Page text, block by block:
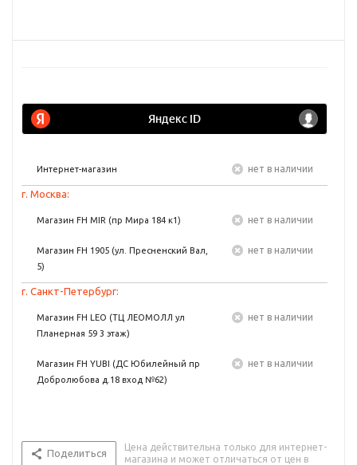
Интернет-магазин Нет в наличии
г. Москва:
Магазин FH MIR (пр Мира 184 к1) Нет в наличии
Магазин FH 1905 (ул. Пресненский Вал,
5)
Нет в наличии
г. Санкт-Петербург:
Магазин FH LEO (ТЦ ЛЕОМОЛЛ ул
Планерная 59 3 этаж)
Нет в наличии
Магазин FH YUBI (ДС Юбилейный пр
Добролюбова д.18 вход №62)
Нет в наличии
Поделиться
Цена действительна только для интернет-
магазина и может отличаться от цен в